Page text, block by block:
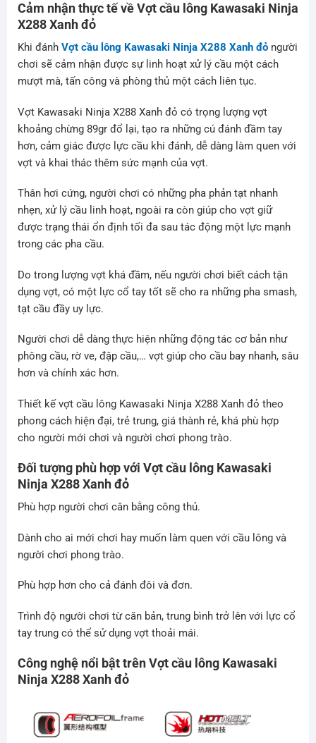
Cảm nhận thực tế về Vợt cầu lông Kawasaki Ninja
X288 Xanh đỏ
Khi đánh Vợt cầu lông Kawasaki Ninja X288 Xanh đỏngười
chơi sẽ cảm nhận được sự linh hoạt xử lý cầu một cách
mượt mà, tấn công và phòng thủ một cách liên tục.
Vợt Kawasaki Ninja X288 Xanh đỏ có trọng lượng vợt
khoảng chừng 89gr đổ lại, tạo ra những cú đánh đầm tay
hơn, cảm giác được lực cầu khi đánh, dễ dàng làm quen với
vợt và khai thác thêm sức mạnh của vợt.
Thân hơi cứng, người chơi có những pha phản tạt nhanh
nhẹn, xử lý cầu linh hoạt, ngoài ra còn giúp cho vợt giữ
được trạng thái ổn định tối đa sau tác động một lực mạnh
trong các pha cầu.
Do trong lượng vợt khá đầm, nếu người chơi biết cách tận
dụng vợt, có một lực cổ tay tốt sẽ cho ra những pha smash,
tạt cầu đầy uy lực.
Người chơi dễ dàng thực hiện những động tác cơ bản như
phông cầu, rờ ve, đập cầu,… vợt giúp cho cầu bay nhanh, sâu
hơn và chính xác hơn.
Thiết kế vợt cầu lông Kawasaki Ninja X288 Xanh đỏ theo
phong cách hiện đại, trẻ trung, giá thành rẻ, khá phù hợp
cho người mới chơi và người chơi phong trào.
Đối tượng phù hợp với Vợt cầu lông Kawasaki
Ninja X288 Xanh đỏ
Phù hợp người chơi cân bằng công thủ.
Dành cho ai mới chơi hay muốn làm quen với cầu lông và
người chơi phong trào.
Phù hợp hơn cho cả đánh đôi và đơn.
Trình độ người chơi từ căn bản, trung bình trở lên với lực cổ
tay trung có thể sử dụng vợt thoải mái.
Công nghệ nổi bật trên Vợt cầu lông Kawasaki
Ninja X288 Xanh đỏ